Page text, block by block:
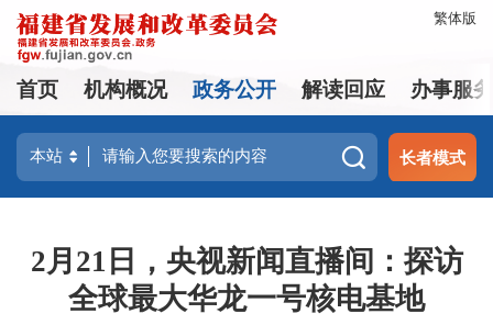
繁体版
首页 机构概况 政务公开 解读回应 办事服
长者模式
2月21日，央视新闻直播间：探访
全球最大华龙一号核电基地